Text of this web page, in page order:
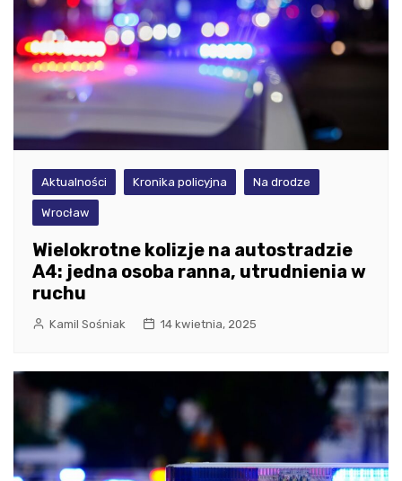
Aktualności Kronika policyjna Na drodze
Wrocław
Wielokrotne kolizje na autostradzie
A4: jedna osoba ranna, utrudnienia w
ruchu
Kamil Sośniak 14 kwietnia, 2025